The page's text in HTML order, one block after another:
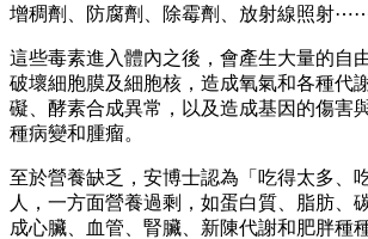
增稠劑、防腐劑、除霉劑、放射線照射⋯⋯
這些毒素進入體內之後，會產生大量的自
破壞細胞膜及細胞核，造成氧氣和各種代
礙、酵素合成異常，以及造成基因的傷害
種病變和腫瘤。
至於營養缺乏，安博士認為「吃得太多、
人，一方面營養過剩，如蛋白質、脂肪、
成心臟、血管、腎臟、新陳代謝和肥胖種